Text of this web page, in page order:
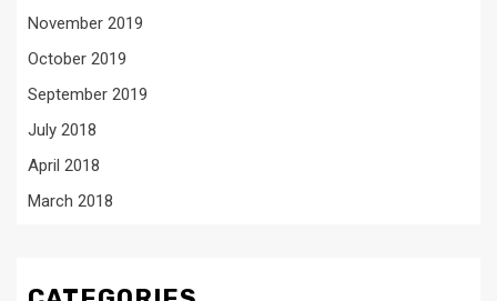
November 2019
October 2019
September 2019
July 2018
April 2018
March 2018